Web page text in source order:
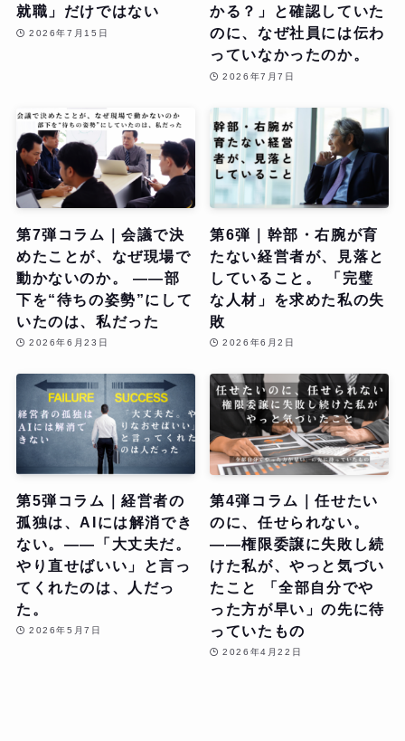
就職」だけではない
2026年7月15日
かる？」と確認していた
のに、なぜ社員には伝わ
っていなかったのか。
2026年7月7日
第7弾コラム｜会議で決
めたことが、なぜ現場で
動かないのか。 ——部
下を“待ちの姿勢”にして
いたのは、私だった
2026年6月23日
第6弾｜幹部・右腕が育
たない経営者が、見落と
していること。 「完璧
な人材」を求めた私の失
敗
2026年6月2日
第5弾コラム｜経営者の
孤独は、AIには解消でき
ない。——「大丈夫だ。
やり直せばいい」と言っ
てくれたのは、人だっ
た。
2026年5月7日
第4弾コラム｜任せたい
のに、任せられない。
——権限委譲に失敗し続
けた私が、やっと気づい
たこと 「全部自分でや
った方が早い」の先に待
っていたもの
2026年4月22日